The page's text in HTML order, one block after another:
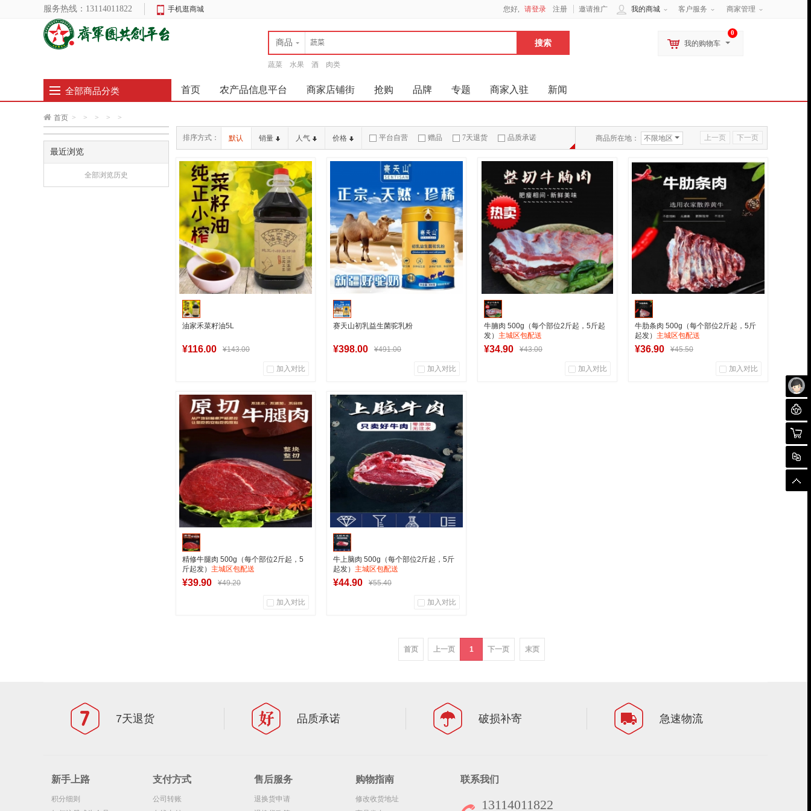
未
聊
购物
对
顶
服务热线： 13114011822 手机逛商城 客户服务 商家管理
我的商城
您好, 请登录 注册 邀请推广
商品
蔬菜 水果 酒 肉类
0
我的购物车
全部商品分类 首页 农产品信息平台 商家店铺街 抢购 品牌 专题 商家入驻 新闻
首页 > > > > >
最近浏览
全部浏览历史
上一页 下一页
排序方式： 默认 销量 人气 价格 平台自营 赠品 7天退货 品质承诺
破损补寄 急速物流
商品所在地： 不限地区
油家禾菜籽油5L
¥116.00 ¥143.00
加入对比
商品销量
用户评论
军创中心
赛天山初乳益生菌驼乳粉
¥398.00 ¥491.00
加入对比
商品销量
用户评论
军创中心
加入购物车
牛腩肉 500g（每个部位2斤起，5斤起
发） 主城区包配送
¥34.90 ¥43.00
加入对比
牛肋条肉 500g（每个部位2斤起，5斤
起发） 主城区包配送
¥36.90 ¥45.50
加入对比
精修牛腿肉 500g（每个部位2斤起，5
斤起发） 主城区包配送
¥39.90 ¥49.20
加入对比
牛上脑肉 500g（每个部位2斤起，5斤
起发） 主城区包配送
¥44.90 ¥55.40
加入对比
用户评论
首页 上一页 1 下一页 末页
7天退货 品质承诺 破损补寄 急速物流
新手上路
积分细则
支付方式
公司转账
售后服务
退换货申请
购物指南
修改收货地址
联系我们
13114011822